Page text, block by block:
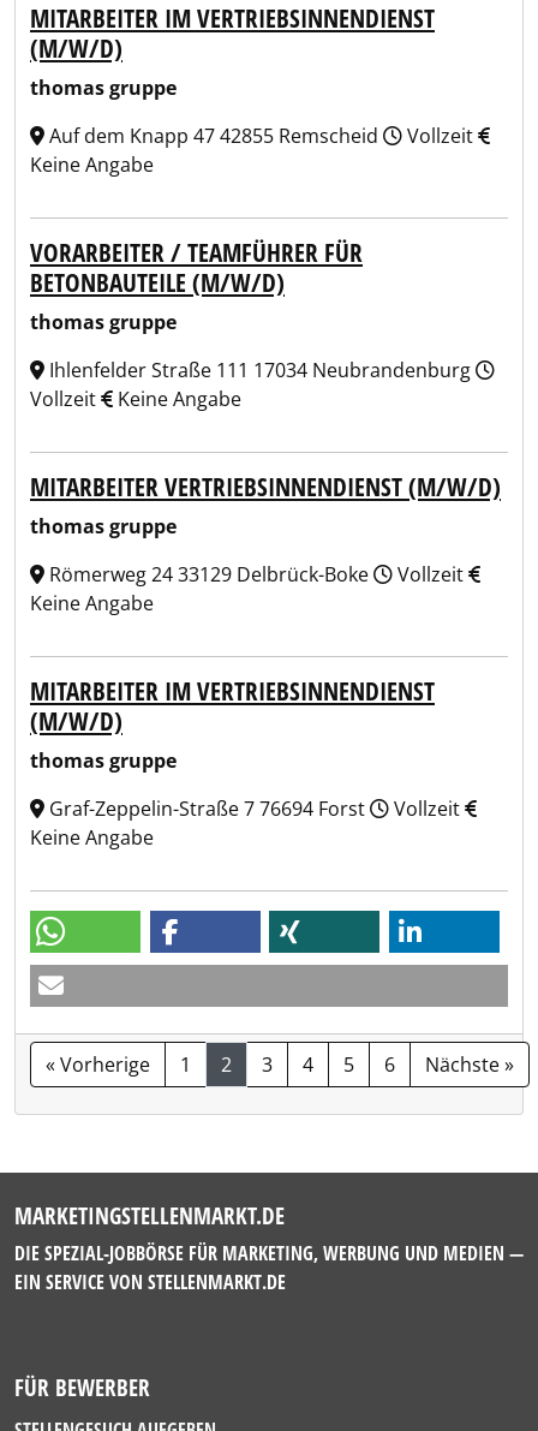
MITARBEITER IM VERTRIEBSINNENDIENST
(M/W/D)
thomas gruppe
Auf dem Knapp 47 42855 Remscheid
Vollzeit
Keine Angabe
VORARBEITER / TEAMFÜHRER FÜR
BETONBAUTEILE (M/W/D)
thomas gruppe
Ihlenfelder Straße 111 17034 Neubrandenburg
Vollzeit
Keine Angabe
MITARBEITER VERTRIEBSINNENDIENST (M/W/D)
thomas gruppe
Römerweg 24 33129 Delbrück-Boke
Vollzeit
Keine Angabe
MITARBEITER IM VERTRIEBSINNENDIENST
(M/W/D)
thomas gruppe
Graf-Zeppelin-Straße 7 76694 Forst
Vollzeit
Keine Angabe
« Vorherige 1 2 3 4 5 6 Nächste »
MARKETINGSTELLENMARKT.DE
DIE SPEZIAL-JOBBÖRSE FÜR MARKETING, WERBUNG UND MEDIEN —
EIN SERVICE VON STELLENMARKT.DE
FÜR BEWERBER